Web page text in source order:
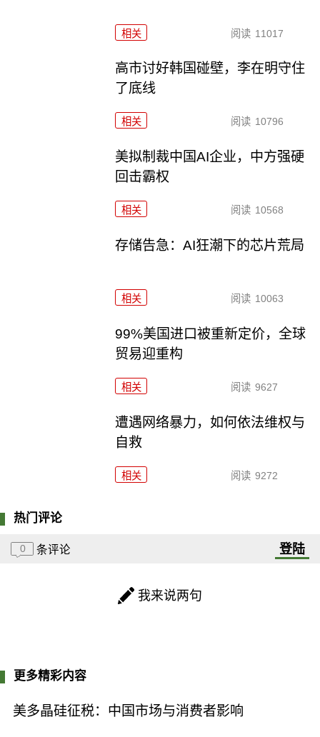
相关 阅读 11017
高市讨好韩国碰壁，李在明守住
了底线
相关 阅读 10796
美拟制裁中国AI企业，中方强硬
回击霸权
相关 阅读 10568
存储告急：AI狂潮下的芯片荒局
相关 阅读 10063
99%美国进口被重新定价，全球
贸易迎重构
相关 阅读 9627
遭遇网络暴力，如何依法维权与
自救
相关 阅读 9272
热门评论
0 条评论 登陆
我来说两句
更多精彩内容
美多晶硅征税：中国市场与消费者影响